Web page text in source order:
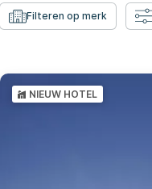
Filteren op merk
NIEUW HOTEL